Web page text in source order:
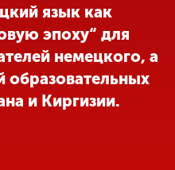
язык как
эпоху“ для
немецкого, а
образовательных
и Киргизии.